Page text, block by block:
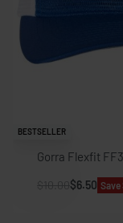
BESTSELLER
Gorra Flexfit
$6.50 Save